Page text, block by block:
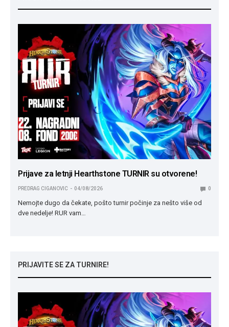
Prijave za letnji Hearthstone TURNIR su otvorene!
PREDRAG CIGANOVIC 04/08/2026 0
Nemojte dugo da čekate, pošto turnir počinje za nešto više od
dve nedelje! RUR vam…
PRIJAVITE SE ZA TURNIRE!